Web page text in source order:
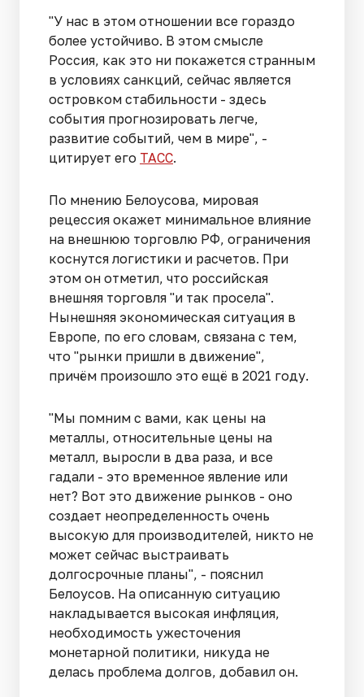
"У нас в этом отношении все гораздо
более устойчиво. В этом смысле
Россия, как это ни покажется странным
в условиях санкций, сейчас является
островком стабильности - здесь
события прогнозировать легче,
развитие событий, чем в мире", -
цитирует его ТАСС.
По мнению Белоусова, мировая
рецессия окажет минимальное влияние
на внешнюю торговлю РФ, ограничения
коснутся логистики и расчетов. При
этом он отметил, что российская
внешняя торговля "и так просела".
Нынешняя экономическая ситуация в
Европе, по его словам, связана с тем,
что "рынки пришли в движение",
причём произошло это ещё в 2021 году.
"Мы помним с вами, как цены на
металлы, относительные цены на
металл, выросли в два раза, и все
гадали - это временное явление или
нет? Вот это движение рынков - оно
создает неопределенность очень
высокую для производителей, никто не
может сейчас выстраивать
долгосрочные планы", - пояснил
Белоусов. На описанную ситуацию
накладывается высокая инфляция,
необходимость ужесточения
монетарной политики, никуда не
делась проблема долгов, добавил он.